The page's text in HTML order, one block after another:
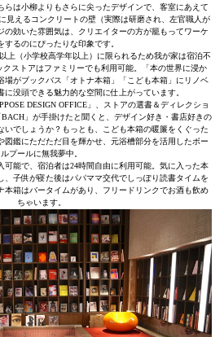
らは小柳よりもさらに尖ったデザインで、客室にあえて
見えるコンクリートの壁（実際は研磨され、左官職人が
の効いた雰囲気は、クリエイターの方が籠もってワーケ
するのにぴったりな印象です。
上（小学校高学年以上）に限られるため我が家は宿泊不
ストアはファミリーでも利用可能。「本の世界に浸か
場がブックバス「オトナ本箱」「こども本箱」にリノベ
に没頭できる魅力的な空間に仕上がっています。
DESIGN OFFICE」、ストアの選書＆ディレクショ
」が手掛けたと聞くと、デザイン好き・書店好きの
いでしょうか？もっとも、こども本箱の暖簾をくぐった
図鑑にただただ目を輝かせ、元浴槽部分を活用したボー
ルプールに無我夢中。
可能で、宿泊者は24時間自由に利用可能。気に入った本
、子供が寝た後はパパママ交代でしっぽり読書タイムを
本箱はバータイムがあり、フリードリンクでお酒も飲め
ちゃいます。